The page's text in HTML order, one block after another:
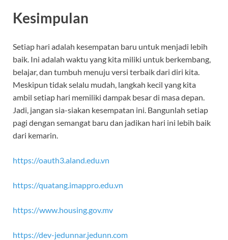
Kesimpulan
Setiap hari adalah kesempatan baru untuk menjadi lebih
baik. Ini adalah waktu yang kita miliki untuk berkembang,
belajar, dan tumbuh menuju versi terbaik dari diri kita.
Meskipun tidak selalu mudah, langkah kecil yang kita
ambil setiap hari memiliki dampak besar di masa depan.
Jadi, jangan sia-siakan kesempatan ini. Bangunlah setiap
pagi dengan semangat baru dan jadikan hari ini lebih baik
dari kemarin.
https://oauth3.aland.edu.vn
https://quatang.imappro.edu.vn
https://www.housing.gov.mv
https://dev-jedunnar.jedunn.com